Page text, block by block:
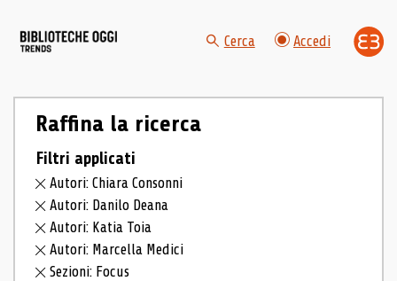
Cerca Accedi
Raffina la ricerca
Filtri applicati
Autori: Chiara Consonni
Autori: Danilo Deana
Autori: Katia Toia
Autori: Marcella Medici
Sezioni: Focus